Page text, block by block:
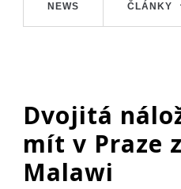
NEWS ČLÁNKY
Dvojitá
mít v Praze
Malawi